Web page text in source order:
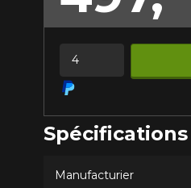
Spécifications
Manufacturier